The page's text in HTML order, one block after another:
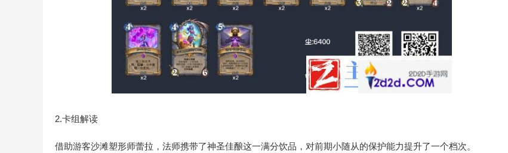
2.卡组解读
借助游客沙滩塑形师蕾拉，法师携带了神圣佳酿这一满分饮品，对前期小随从的保护能力提升了一个档次。